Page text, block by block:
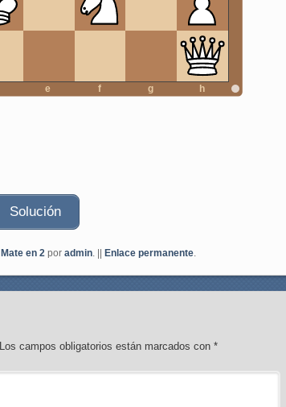
e f g h
Solución
Mate en 2 por admin. || Enlace permanente.
Los campos obligatorios están marcados con*